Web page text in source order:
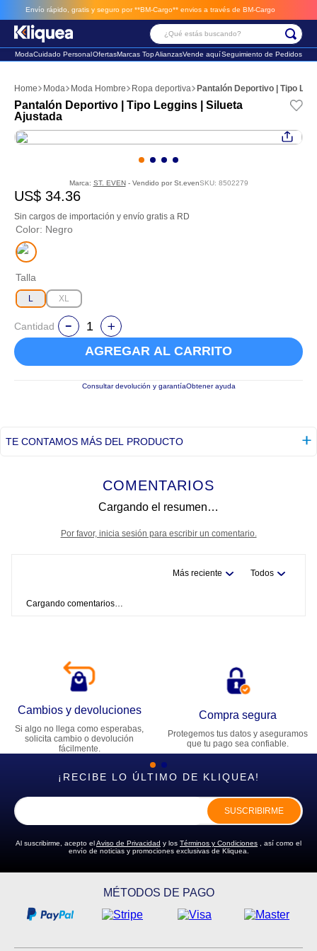
Envío rápido, gratis y seguro por **BM-Cargo** envios a través de BM-Cargo
¿Qué estás buscando?
ModaCuidado PersonalOfertasMarcas TopAlianzasVende aquíSeguimiento de Pedidos
Moda Moda Hombre Ropa deportiva Pantalón Deportivo | Tipo
Pantalón Deportivo | Tipo Leggins | Silueta
Ajustada
Marca: ST. EVEN - Vendido por St.evenSKU: 8502279
US$ 34.36
Sin cargos de importación y envío gratis a RD
Color: Negro
Talla
L XL
Cantidad
AGREGAR AL CARRITO
Consultar devolución y garantíaObtener ayuda
TE CONTAMOS MÁS DEL PRODUCTO
COMENTARIOS
Cargando el resumen…
Por favor, inicia sesión para escribir un comentario.
Más reciente Todos
Cargando comentarios…
Cambios y devoluciones
Si algo no llega como esperabas,
solicita cambio o devolución
fácilmente.
Compra segura
Protegemos tus datos y aseguramos
que tu pago sea confiable.
¡RECIBE LO ÚLTIMO DE KLIQUEA!
SUSCRIBIRME
Al suscribirme, acepto elAviso de Privacidad y los Términos y Condiciones , así como el
envío de noticias y promociones exclusivas de Kliquea.
MÉTODOS DE PAGO
2. sandalia
3. futbol